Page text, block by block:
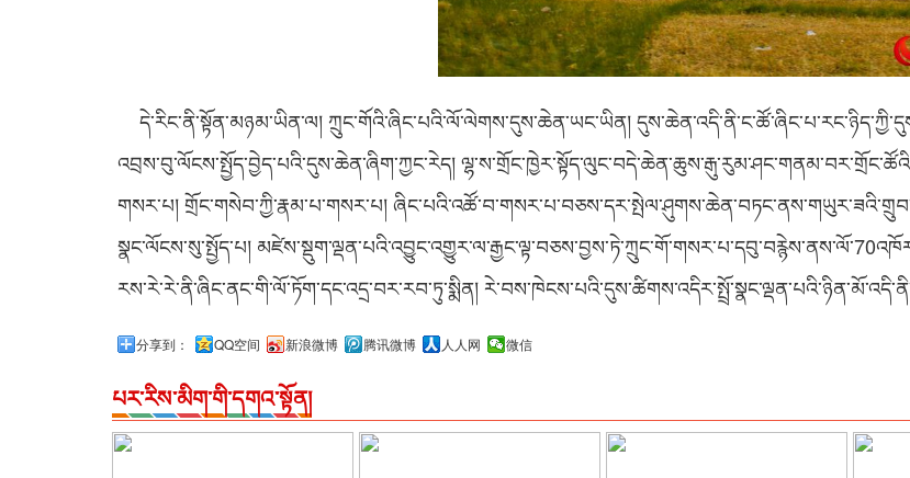
དེ་རིང་ནི་སྟོན་མཉམ་ཡིན་ལ། ཀྲུང་གོའི་ཞིང་པའི་ལོ་ལེགས་དུས་ཆེན་ཡང་ཡིན།
འབྲས་བུ་ལོངས་སྤྱོད་བྱེད་པའི་དུས་ཆེན་ཞིག་ཀྱང་རེད།
གསར་པ། གྲོང་གསེབ་ཀྱི་རྣམ་པ་གསར་པ།
སྣང་ལོངས་སུ་སྤྱོད་པ།
རས་རེ་རེ་ནི་ཞིང་ནང་གི་ལོ་ཏོག་དང་འདྲ་བར་རབ་ཏུ་སྨིན།
分享到： QQ空间 新浪微博 腾讯微博 人人网 微信
པར་རིས་མིག་གི་དགའ་སྟོན།